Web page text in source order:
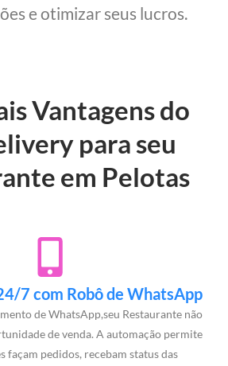
e otimizar seus lucros.
Vantagens do
para seu
em Pelotas
7 com Robô de WhatsApp
de WhatsApp,seu Restaurante não
de venda. A automação permite
façam pedidos, recebam status das